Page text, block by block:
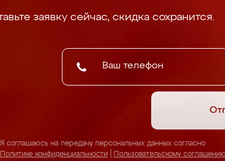
заявку сейчас, скидка сохранится.
Я соглашаюсь на передачу персональных данных согласно
Политике конфиденциальности
Пользовательскому соглашению